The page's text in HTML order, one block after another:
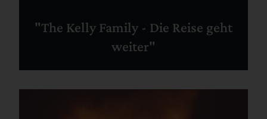
"The Kelly Family - Die Reise geht
weiter"